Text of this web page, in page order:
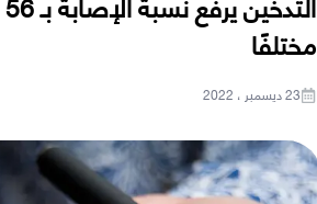
مختلفًا
23 ديسمبر ، 2022